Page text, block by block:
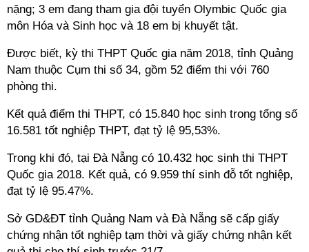
nặng; 3 em đang tham gia đội tuyển Olymbic Quốc gia
môn Hóa và Sinh học và 18 em bị khuyết tật.
Được biết, kỳ thi THPT Quốc gia năm 2018, tỉnh Quảng
Nam thuộc Cụm thi số 34, gồm 52 điểm thi với 760
phòng thi.
Kết quả điểm thi THPT, có 15.840 học sinh trong tổng số
16.581 tốt nghiệp THPT, đạt tỷ lệ 95,53%.
Trong khi đó, tại Đà Nẵng có 10.432 học sinh thi THPT
Quốc gia 2018. Kết quả, có 9.959 thí sinh đỗ tốt nghiệp,
đạt tỷ lệ 95.47%.
Sở GD&ĐT tỉnh Quảng Nam và Đà Nẵng sẽ cấp giấy
chứng nhận tốt nghiệp tạm thời và giấy chứng nhận kết